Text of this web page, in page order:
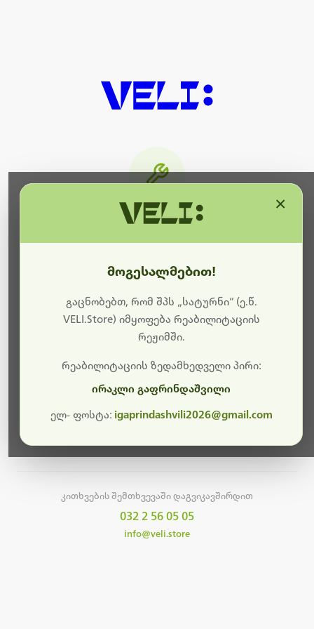
ბოდიშს გიხდით შეფერხებისთვის. ამჟამად
მიმდინარეობს საიტის განახლება და ტექნიკური
სამუშაოები.
მალე ისევ ხელმისაწვდომი იქნება. გმადლობთ
კითხვების შემთხვევაში დაგვიკავშირდით
032 2 56 05 05
info@veli.store
მოგესალმებით!
გაცნობებთ, რომ შპს „სატურნი“ (ე.წ.
VELI.Store) იმყოფება რეაბილიტაციის
რეჟიმში.
რეაბილიტაციის ზედამხედველი პირი:
ირაკლი გაფრინდაშვილი
ელ- ფოსტა: igaprindashvili2026@gmail.com
×